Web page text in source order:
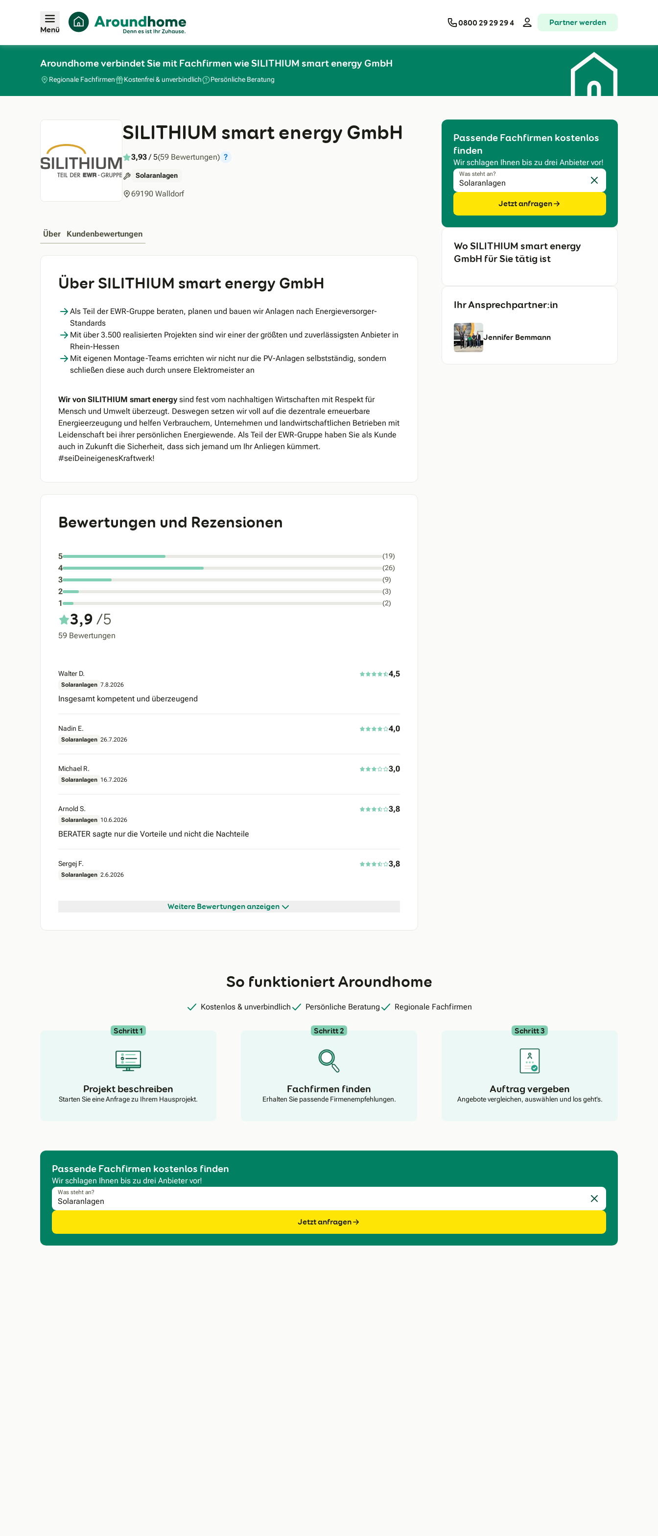
Menü
0800 29 29 29 4 Partner werden
Aroundhome verbindet Sie mit Fachfirmen wie SILITHIUM smart energy GmbH
Regionale Fachfirmen Kostenfrei & unverbindlich Persönliche Beratung
SILITHIUM smart energy GmbH
3,93/ 5(59 Bewertungen) ?
Solaranlagen
69190 Walldorf
Über Kundenbewertungen
Über SILITHIUM smart energy GmbH
Als Teil der EWR-Gruppe beraten, planen und bauen wir Anlagen nach Energieversorger-
Standards
Mit über 3.500 realisierten Projekten sind wir einer der größten und zuverlässigsten Anbieter in
Rhein-Hessen
Mit eigenen Montage-Teams errichten wir nicht nur die PV-Anlagen selbstständig, sondern
schließen diese auch durch unsere Elektromeister an
Wir von SILITHIUM smart energy sind fest vom nachhaltigen Wirtschaften mit Respekt für
Mensch und Umwelt überzeugt. Deswegen setzen wir voll auf die dezentrale erneuerbare
Energieerzeugung und helfen Verbrauchern, Unternehmen und landwirtschaftlichen Betrieben mit
Leidenschaft bei ihrer persönlichen Energiewende. Als Teil der EWR-Gruppe haben Sie als Kunde
auch in Zukunft die Sicherheit, dass sich jemand um Ihr Anliegen kümmert.
#seiDeineigenesKraftwerk!
Bewertungen und Rezensionen
5 (19)
4 (26)
3 (9)
2 (3)
1 (2)
3,9 /5
59 Bewertungen
Walter D. 4,5
Solaranlagen 7.8.2026
Insgesamt kompetent und überzeugend
Nadin E. 4,0
Solaranlagen 26.7.2026
Michael R. 3,0
Solaranlagen 16.7.2026
Arnold S. 3,8
Solaranlagen 10.6.2026
BERATER sagte nur die Vorteile und nicht die Nachteile
Sergej F. 3,8
Solaranlagen 2.6.2026
Weitere Bewertungen anzeigen
Passende Fachfirmen kostenlos
finden
Wir schlagen Ihnen bis zu drei Anbieter vor!
Was steht an?
Eingabe löschen
Jetzt anfragen
Wo SILITHIUM smart energy
GmbH für Sie tätig ist
Ihr Ansprechpartner:in
Jennifer Bemmann
So funktioniert Aroundhome
Kostenlos & unverbindlich Persönliche Beratung Regionale Fachfirmen
Schritt 1
Projekt beschreiben
Starten Sie eine Anfrage zu Ihrem Hausprojekt.
Schritt 2
Fachfirmen finden
Erhalten Sie passende Firmenempfehlungen.
Schritt 3
Auftrag vergeben
Angebote vergleichen, auswählen und los geht’s.
Passende Fachfirmen kostenlos finden
Wir schlagen Ihnen bis zu drei Anbieter vor!
Was steht an?
Eingabe löschen
Jetzt anfragen